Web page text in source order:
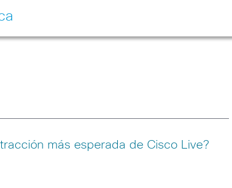
más esperada de Cisco Live?